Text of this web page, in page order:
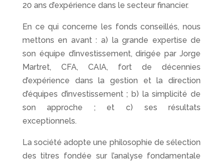
20 ans d’expérience dans le secteur financier.
En ce qui concerne les fonds conseillés, nous
mettons en avant : a) la grande expertise de
son équipe d’investissement, dirigée par Jorge
Martret, CFA, CAIA, fort de décennies
d’expérience dans la gestion et la direction
d’équipes d’investissement ; b) la simplicité de
son approche ; et c) ses résultats
exceptionnels.
La société adopte une philosophie de sélection
des titres fondée sur l’analyse fondamentale